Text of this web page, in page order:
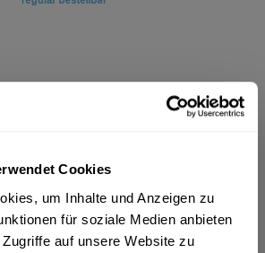
Cookies
um Inhalte und Anzeigen zu
für soziale Medien anbieten
auf unsere Website zu